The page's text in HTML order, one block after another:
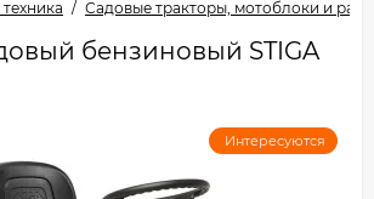
Садовые тракторы, мотоблоки и
бензиновый STIGA
Интересуются